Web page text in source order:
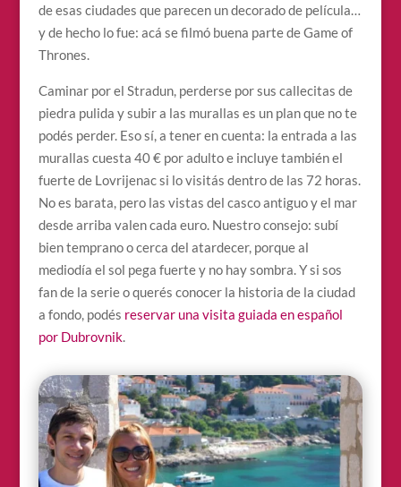
de esas ciudades que parecen un decorado de película…
y de hecho lo fue: acá se filmó buena parte de Game of
Thrones.
Caminar por el Stradun, perderse por sus callecitas de
piedra pulida y subir a las murallas es un plan que no te
podés perder. Eso sí, a tener en cuenta: la entrada a las
murallas cuesta 40 € por adulto e incluye también el
fuerte de Lovrijenac si lo visitás dentro de las 72 horas.
No es barata, pero las vistas del casco antiguo y el mar
desde arriba valen cada euro. Nuestro consejo: subí
bien temprano o cerca del atardecer, porque al
mediodía el sol pega fuerte y no hay sombra. Y si sos
fan de la serie o querés conocer la historia de la ciudad
a fondo, podés reservar una visita guiada en español
por Dubrovnik.